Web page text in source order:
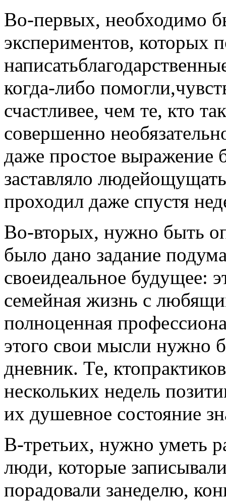
Во-первых, необходимо
экспериментов, которых
когда-либо
счастливее, чем те, кто
совершенно
даже простое выражение
заставляло
проходил даже спустя
Во-вторых, нужно быть
было дано задание
своеидеальное будущее:
семейная жизнь с
полноценная
этого свои мысли нужно
дневник. Те,
нескольких недель
их душевное состояние
В-третьих, нужно уметь
люди, которые
порадовали занеделю,